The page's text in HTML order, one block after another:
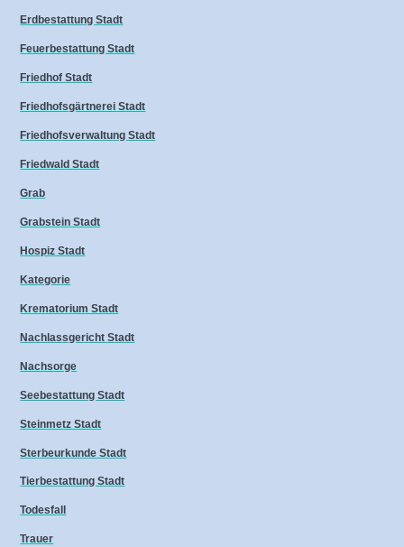
Erdbestattung Stadt
Feuerbestattung Stadt
Friedhof Stadt
Friedhofsgärtnerei Stadt
Friedhofsverwaltung Stadt
Friedwald Stadt
Grab
Grabstein Stadt
Hospiz Stadt
Kategorie
Krematorium Stadt
Nachlassgericht Stadt
Nachsorge
Seebestattung Stadt
Steinmetz Stadt
Sterbeurkunde Stadt
Tierbestattung Stadt
Todesfall
Trauer